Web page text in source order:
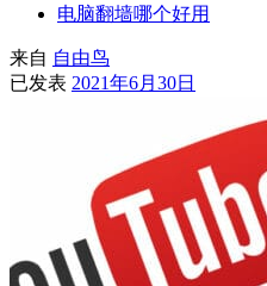
电脑翻墙哪个好用
来自 自由鸟
已发表 2021年6月30日